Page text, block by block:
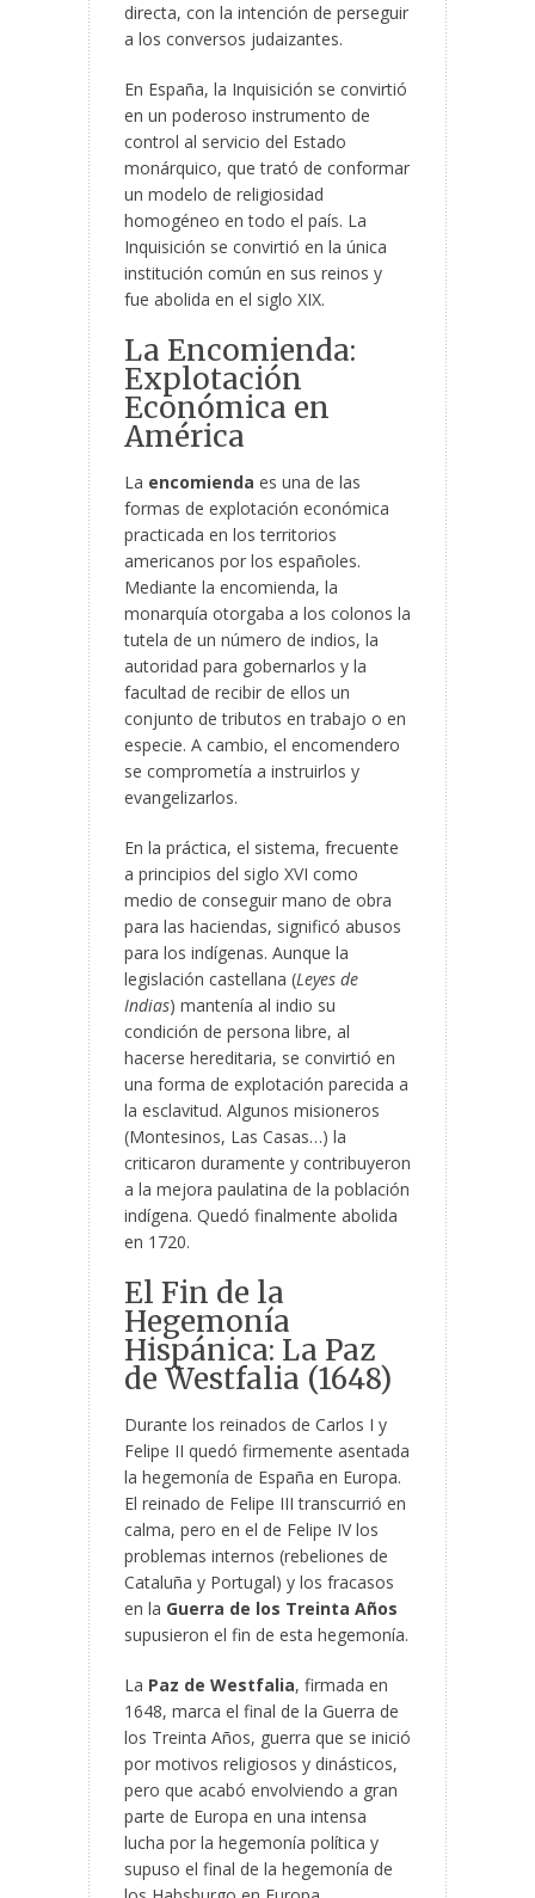
directa, con la intención de perseguir
a los conversos judaizantes.
En España, la Inquisición se convirtió
en un poderoso instrumento de
control al servicio del Estado
monárquico, que trató de conformar
un modelo de religiosidad
homogéneo en todo el país. La
Inquisición se convirtió en la única
institución común en sus reinos y
fue abolida en el siglo XIX.
La Encomienda:
Explotación
Económica en
América
La encomienda es una de las
formas de explotación económica
practicada en los territorios
americanos por los españoles.
Mediante la encomienda, la
monarquía otorgaba a los colonos la
tutela de un número de indios, la
autoridad para gobernarlos y la
facultad de recibir de ellos un
conjunto de tributos en trabajo o en
especie. A cambio, el encomendero
se comprometía a instruirlos y
evangelizarlos.
En la práctica, el sistema, frecuente
a principios del siglo XVI como
medio de conseguir mano de obra
para las haciendas, significó abusos
para los indígenas. Aunque la
legislación castellana (Leyes de
Indias) mantenía al indio su
condición de persona libre, al
hacerse hereditaria, se convirtió en
una forma de explotación parecida a
la esclavitud. Algunos misioneros
(Montesinos, Las Casas…) la
criticaron duramente y contribuyeron
a la mejora paulatina de la población
indígena. Quedó finalmente abolida
en 1720.
El Fin de la
Hegemonía
Hispánica: La Paz
de Westfalia (1648)
Durante los reinados de Carlos I y
Felipe II quedó firmemente asentada
la hegemonía de España en Europa.
El reinado de Felipe III transcurrió en
calma, pero en el de Felipe IV los
problemas internos (rebeliones de
Cataluña y Portugal) y los fracasos
en la Guerra de los Treinta Años
supusieron el fin de esta hegemonía.
La Paz de Westfalia, firmada en
1648, marca el final de la Guerra de
los Treinta Años, guerra que se inició
por motivos religiosos y dinásticos,
pero que acabó envolviendo a gran
parte de Europa en una intensa
lucha por la hegemonía política y
supuso el final de la hegemonía de